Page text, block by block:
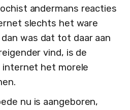
andermans reacties
slechts het ware
was dat tot daar aan
vind, is de
internet het morele
nu is aangeboren,